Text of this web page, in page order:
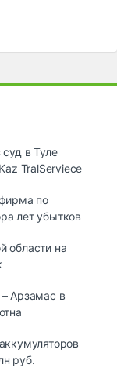
в Туле
TralServiece
по
лет убытков
области на
Арзамас в
руб.